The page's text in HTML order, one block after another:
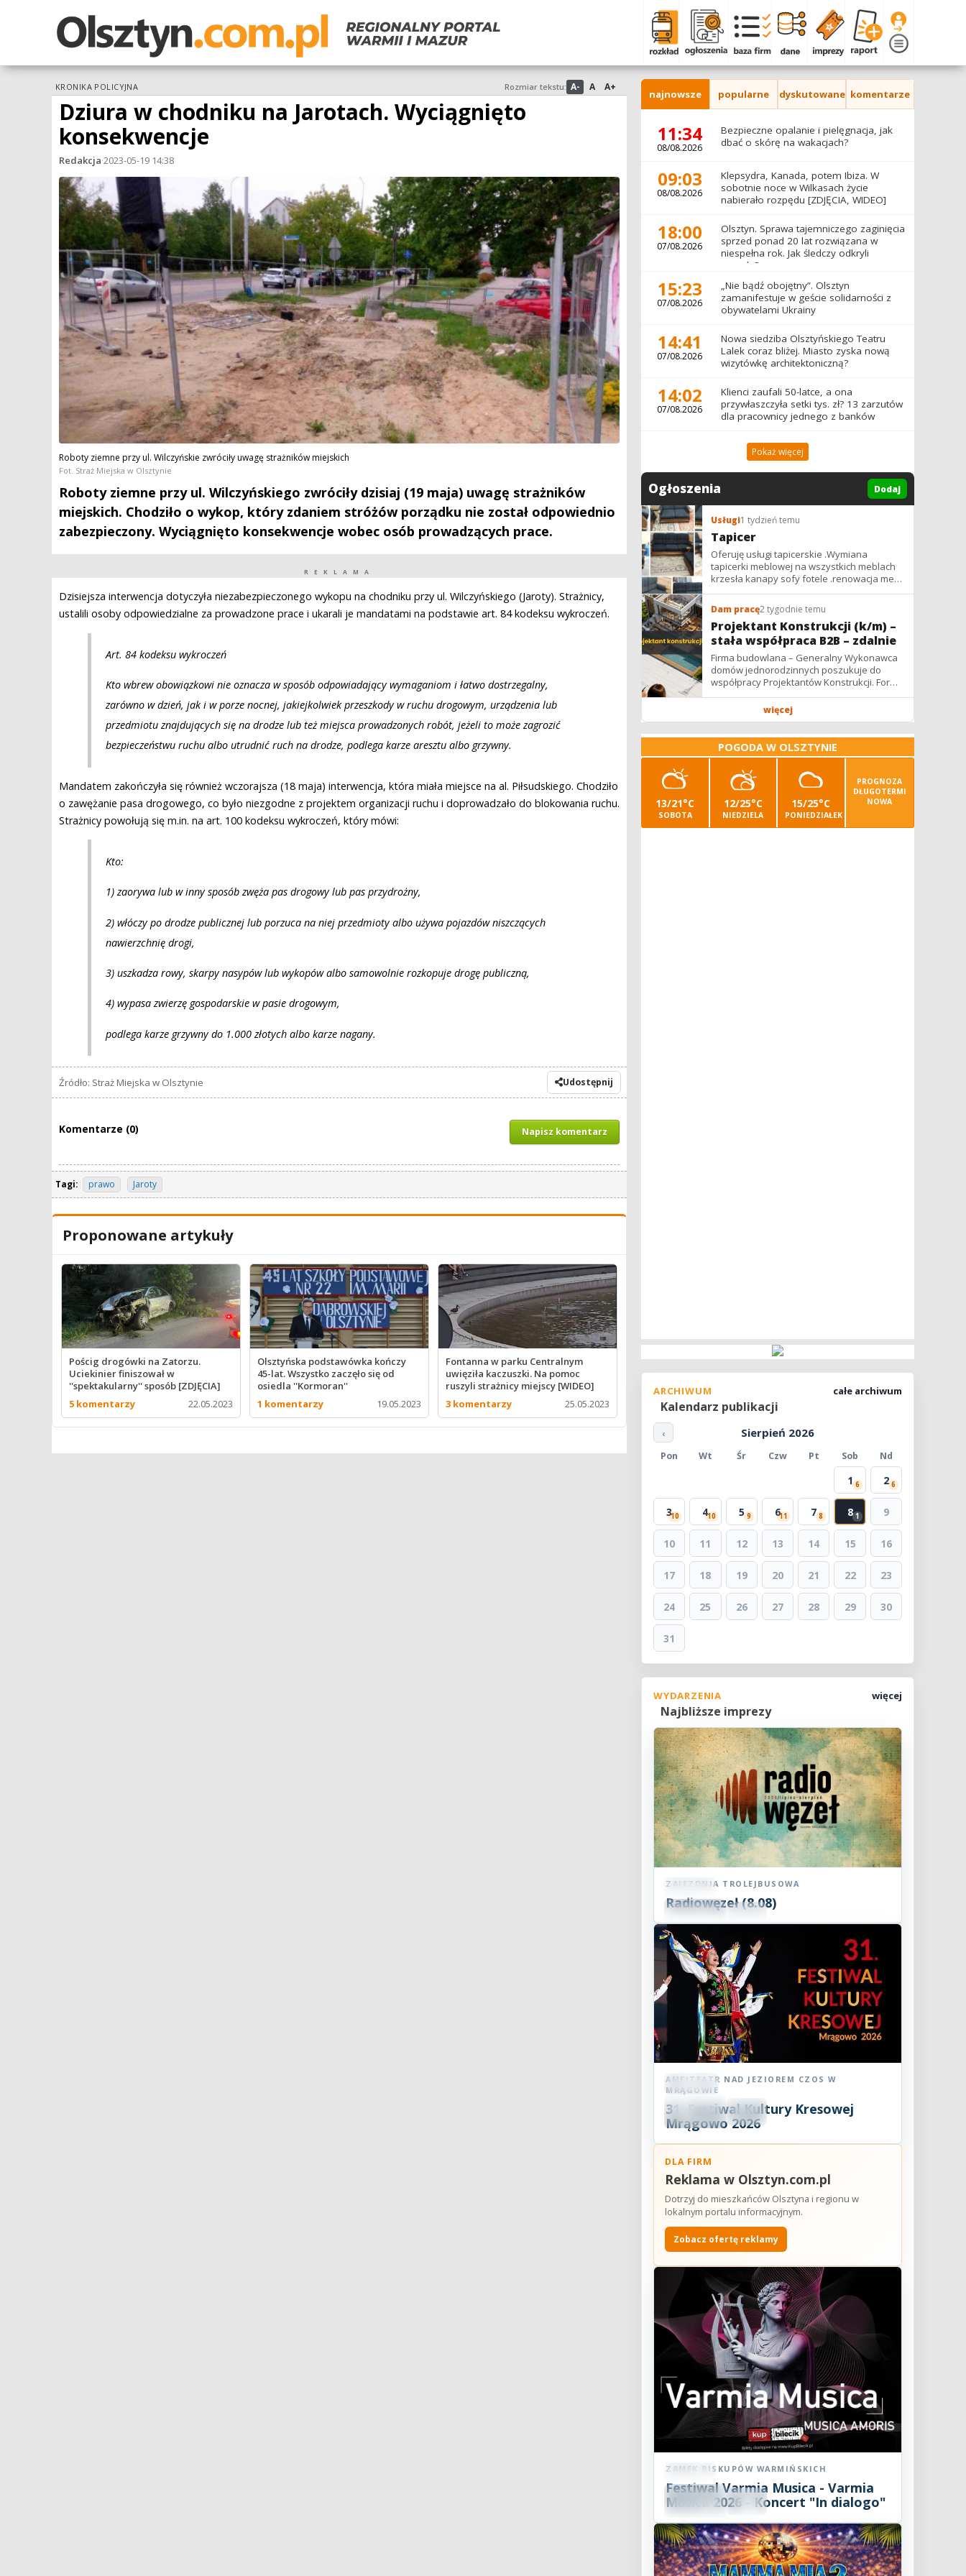
KRONIKA POLICYJNA Rozmiar tekstu: A- A A+
Dziura w chodniku na Jarotach. Wyciągnięto
konsekwencje
Redakcja·2023-05-19 14:38
Roboty ziemne przy ul. Wilczyńskie zwróciły uwagę strażników miejskich
Fot. Straż Miejska w Olsztynie
Roboty ziemne przy ul. Wilczyńskiego zwróciły dzisiaj (19 maja) uwagę strażników
miejskich. Chodziło o wykop, który zdaniem stróżów porządku nie został odpowiednio
zabezpieczony. Wyciągnięto konsekwencje wobec osób prowadzących prace.
REKLAMA
Dzisiejsza interwencja dotyczyła niezabezpieczonego wykopu na chodniku przy ul. Wilczyńskiego (Jaroty). Strażnicy,
ustalili osoby odpowiedzialne za prowadzone prace i ukarali je mandatami na podstawie art. 84 kodeksu wykroczeń.
Art. 84 kodeksu wykroczeń
Kto wbrew obowiązkowi nie oznacza w sposób odpowiadający wymaganiom i łatwo dostrzegalny,
zarówno w dzień, jak i w porze nocnej, jakiejkolwiek przeszkody w ruchu drogowym, urządzenia lub
przedmiotu znajdujących się na drodze lub też miejsca prowadzonych robót, jeżeli to może zagrozić
bezpieczeństwu ruchu albo utrudnić ruch na drodze, podlega karze aresztu albo grzywny.
Mandatem zakończyła się również wczorajsza (18 maja) interwencja, która miała miejsce na al. Piłsudskiego. Chodziło
o zawężanie pasa drogowego, co było niezgodne z projektem organizacji ruchu i doprowadzało do blokowania ruchu.
Strażnicy powołują się m.in. na art. 100 kodeksu wykroczeń, który mówi:
Kto:
1) zaorywa lub w inny sposób zwęża pas drogowy lub pas przydrożny,
2) włóczy po drodze publicznej lub porzuca na niej przedmioty albo używa pojazdów niszczących
nawierzchnię drogi,
3) uszkadza rowy, skarpy nasypów lub wykopów albo samowolnie rozkopuje drogę publiczną,
4) wypasa zwierzę gospodarskie w pasie drogowym,
podlega karze grzywny do 1.000 złotych albo karze nagany.
Źródło: Straż Miejska w Olsztynie Udostępnij
Komentarze (0) Napisz komentarz
Tagi: prawo Jaroty
Proponowane artykuły
Pościg drogówki na Zatorzu.
Uciekinier finiszował w
''spektakularny'' sposób [ZDJĘCIA]
5 komentarzy
22.05.2023
Olsztyńska podstawówka kończy
45-lat. Wszystko zaczęło się od
osiedla ''Kormoran''
1 komentarzy
19.05.2023
Fontanna w parku Centralnym
uwięziła kaczuszki. Na pomoc
ruszyli strażnicy miejscy [WIDEO]
3 komentarzy
25.05.2023
najnowsze popularne dyskutowane komentarze
11:34
08/08.2026
Bezpieczne opalanie i pielęgnacja, jak
dbać o skórę na wakacjach?
09:03
08/08.2026
Klepsydra, Kanada, potem Ibiza. W
sobotnie noce w Wilkasach życie
nabierało rozpędu [ZDJĘCIA, WIDEO]
18:00
07/08.2026
Olsztyn. Sprawa tajemniczego zaginięcia
sprzed ponad 20 lat rozwiązana w
niespełna rok. Jak śledczy odkryli
prawdę?
15:23
07/08.2026
„Nie bądź obojętny”. Olsztyn
zamanifestuje w geście solidarności z
obywatelami Ukrainy
14:41
07/08.2026
Nowa siedziba Olsztyńskiego Teatru
Lalek coraz bliżej. Miasto zyska nową
wizytówkę architektoniczną?
14:02
07/08.2026
Klienci zaufali 50-latce, a ona
przywłaszczyła setki tys. zł? 13 zarzutów
dla pracownicy jednego z banków
Pokaż więcej
Ogłoszenia Dodaj
Usługi1 tydzień temu
Tapicer
Oferuję usługi tapicerskie .Wymiana
tapicerki meblowej na wszystkich meblach
krzesła kanapy sofy fotele .renowacja mebli
vintage,PRL. glamur
Dam pracę2 tygodnie temu
Projektant Konstrukcji (k/m) –
stała współpraca B2B – zdalnie
Firma budowlana – Generalny Wykonawca
domów jednorodzinnych poszukuje do
współpracy Projektantów Konstrukcji. Forma
współpracy: B2B / podwykonawstwo –
więcej
POGODA W OLSZTYNIE
13/21°C
SOBOTA
12/25°C
NIEDZIELA
15/25°C
PONIEDZIAŁEK
PROGNOZA
DŁUGOTERMI
NOWA
ARCHIWUM
Kalendarz publikacji
całe archiwum
‹ Sierpień 2026
Pon Wt Śr Czw Pt Sob Nd
1 6 2 6
310 410 5 9 611 7 8 8 1 9
10 11 12 13 14 15 16
17 18 19 20 21 22 23
24 25 26 27 28 29 30
31
WYDARZENIA
Najbliższe imprezy
więcej
Koncert
08 SIE
2026
ZAJEZDNIA TROLEJBUSOWA
Radiowęzeł (8.08)
08 SIE 18:30
AMFITEATR NAD JEZIOREM CZOS W
MRĄGOWIE
31. Festiwal Kultury Kresowej
Mrągowo 2026
DLA FIRM
Reklama w Olsztyn.com.pl
Dotrzyj do mieszkańców Olsztyna i regionu w
lokalnym portalu informacyjnym.
Zobacz ofertę reklamy
Koncert
08 2026 19:00
ZAMEK BISKUPÓW WARMIŃSKICH
Festiwal Varmia Musica - Varmia
Musica 2026 - Koncert "In dialogo"